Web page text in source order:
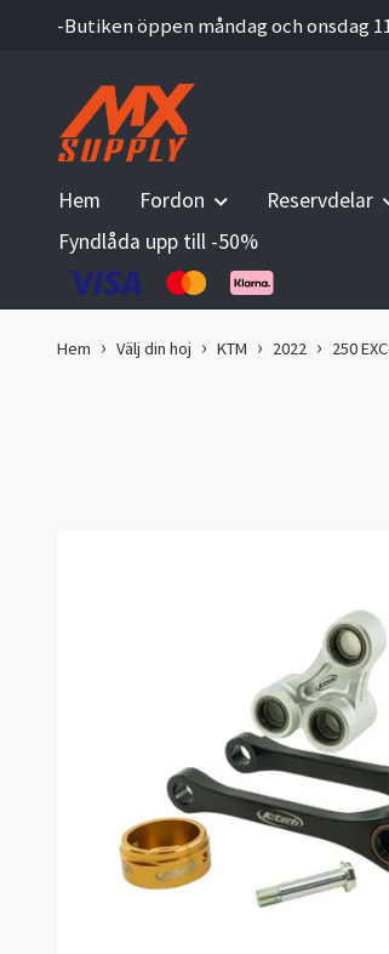
-Butiken öppen måndag och onsdag
Hem Fordon Reservdelar
Fyndlåda upp till -50%
Hem Välj din hoj KTM 2022 250